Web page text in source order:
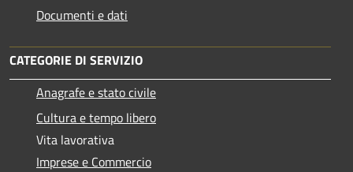
Documenti e dati
CATEGORIE DI SERVIZIO
Anagrafe e stato civile
Cultura e tempo libero
Vita lavorativa
Imprese e Commercio